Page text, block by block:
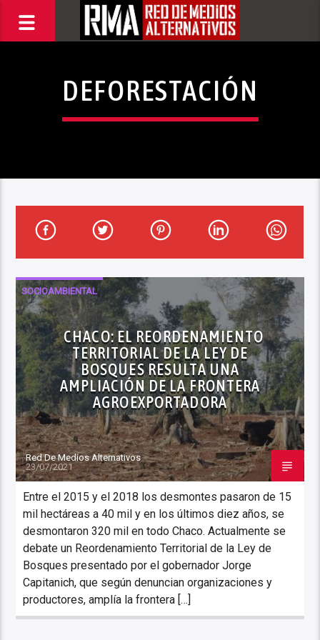
DEFORESTACIÓN
SOCIOAMBIENTAL
CHACO: EL REORDENAMIENTO
TERRITORIAL DE LA LEY DE
BOSQUES RESULTA UNA
AMPLIACIÓN DE LA FRONTERA
AGROEXPORTADORA
Red De Medios Alternativos
23/07/2021
Entre el 2015 y el 2018 los desmontes pasaron de 15
mil hectáreas a 40 mil y en los últimos diez años, se
desmontaron 320 mil en todo Chaco. Actualmente se
debate un Reordenamiento Territorial de la Ley de
Bosques presentado por el gobernador Jorge
Capitanich, que según denuncian organizaciones y
productores, amplía la frontera […]